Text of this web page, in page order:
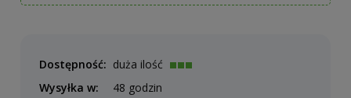
Dostępność: duża ilość
Wysyłka w:
48 godzin